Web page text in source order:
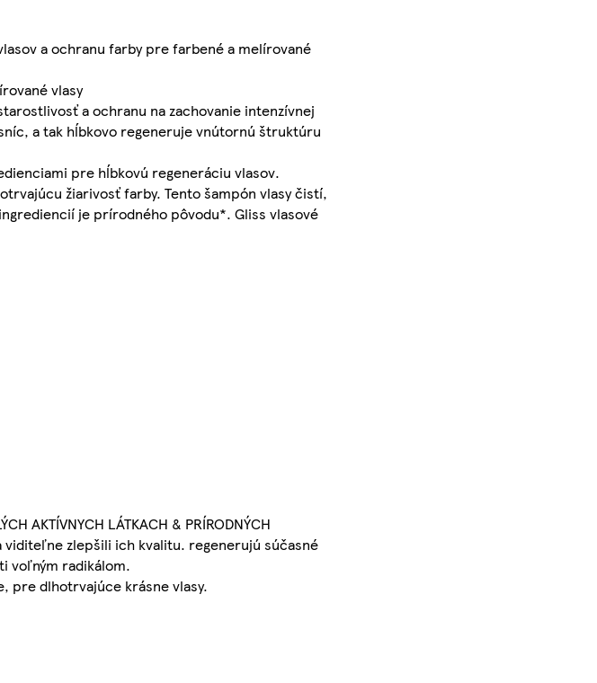
a ochranu farby pre farbené a melírované
vlasy
a ochranu na zachovanie intenzívnej
a tak hĺbkovo regeneruje vnútornú štruktúru
pre hĺbkovú regeneráciu vlasov.
žiarivosť farby. Tento šampón vlasy čistí,
je prírodného pôvodu*. Gliss vlasové
AKTÍVNYCH LÁTKACH & PRÍRODNÝCH
viditeľne zlepšili ich kvalitu. regenerujú súčasné
voľným radikálom.
pre dlhotrvajúce krásne vlasy.